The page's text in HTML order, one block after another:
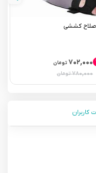
کششی
۷۰۲,۰۰۰ تومان
۷۸۰,۰۰۰تومان
کاربران